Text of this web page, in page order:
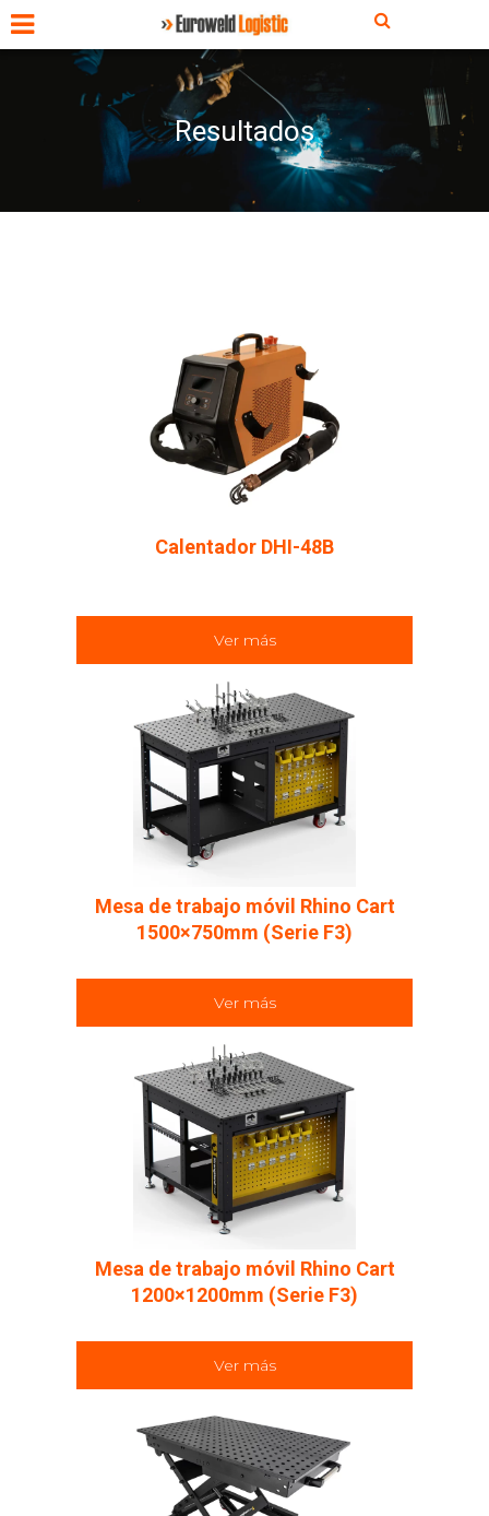
Resultados
Calentador DHI-48B
Ver más
Mesa de trabajo móvil Rhino Cart
1500×750mm (Serie F3)
Ver más
Mesa de trabajo móvil Rhino Cart
1200×1200mm (Serie F3)
Ver más